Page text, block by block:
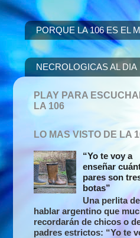
PORQUE LA 106 ES EL
NECROLOGICAS AL DIA
PLAY PARA
LA 106
LO MAS VISTO DE LA
“Yo te voy a
enseñar
pares son
botas”
Una perlita
hablar argentino que
recordarán de chicos o
padres estrictos: “Yo te